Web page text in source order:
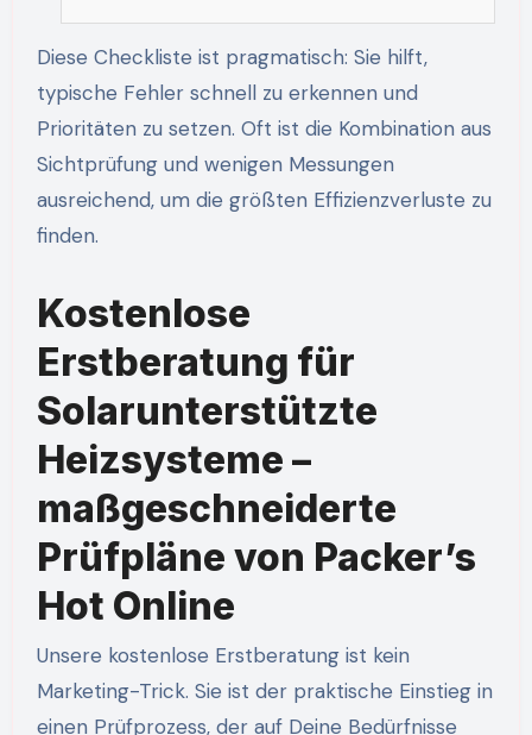
Diese Checkliste ist pragmatisch: Sie hilft,
typische Fehler schnell zu erkennen und
Prioritäten zu setzen. Oft ist die Kombination aus
Sichtprüfung und wenigen Messungen
ausreichend, um die größten Effizienzverluste zu
finden.
Kostenlose
Erstberatung für
Solarunterstützte
Heizsysteme –
maßgeschneiderte
Prüfpläne von Packer’s
Hot Online
Unsere kostenlose Erstberatung ist kein
Marketing-Trick. Sie ist der praktische Einstieg in
einen Prüfprozess, der auf Deine Bedürfnisse